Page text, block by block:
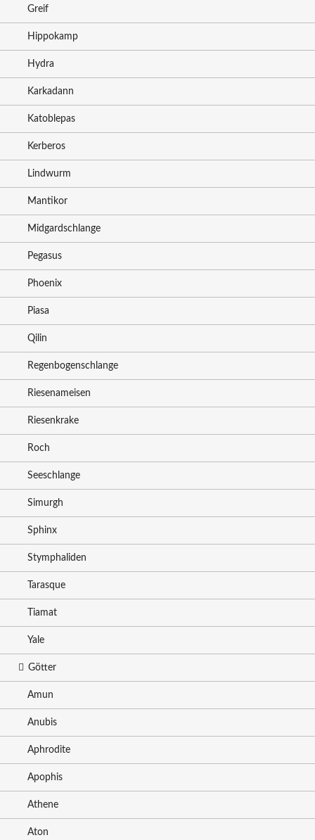
Greif
Hippokamp
Hydra
Karkadann
Katoblepas
Kerberos
Lindwurm
Mantikor
Midgardschlange
Pegasus
Phoenix
Piasa
Qilin
Regenbogenschlange
Riesenameisen
Riesenkrake
Roch
Seeschlange
Simurgh
Sphinx
Stymphaliden
Tarasque
Tiamat
Yale
Götter
Amun
Anubis
Aphrodite
Apophis
Athene
Aton